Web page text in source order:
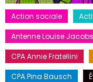
Action sociale
Antenne Louise
CPA Annie Fratellini
CPA Pina Bausch